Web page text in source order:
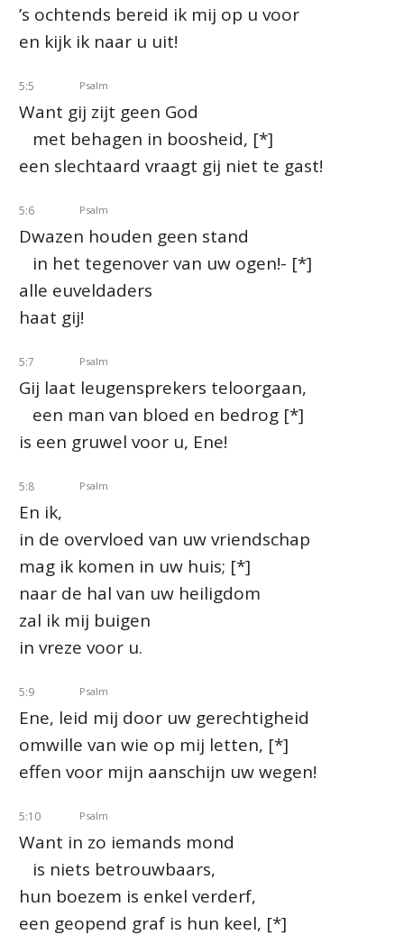
’s ochtends bereid ik mij op u voor
en kijk ik naar u uit!
5:5 Psalm
Want gij zijt geen God
met behagen in boosheid, [*]
een slechtaard vraagt gij niet te gast!
5:6 Psalm
Dwazen houden geen stand
in het tegenover van uw ogen!- [*]
alle euveldaders
haat gij!
5:7 Psalm
Gij laat leugensprekers teloorgaan,
een man van bloed en bedrog [*]
is een gruwel voor u, Ene!
5:8 Psalm
En ik,
in de overvloed van uw vriendschap
mag ik komen in uw huis; [*]
naar de hal van uw heiligdom
zal ik mij buigen
in vreze voor u.
5:9 Psalm
Ene, leid mij door uw gerechtigheid
omwille van wie op mij letten, [*]
effen voor mijn aanschijn uw wegen!
5:10 Psalm
Want in zo iemands mond
is niets betrouwbaars,
hun boezem is enkel verderf,
een geopend graf is hun keel, [*]